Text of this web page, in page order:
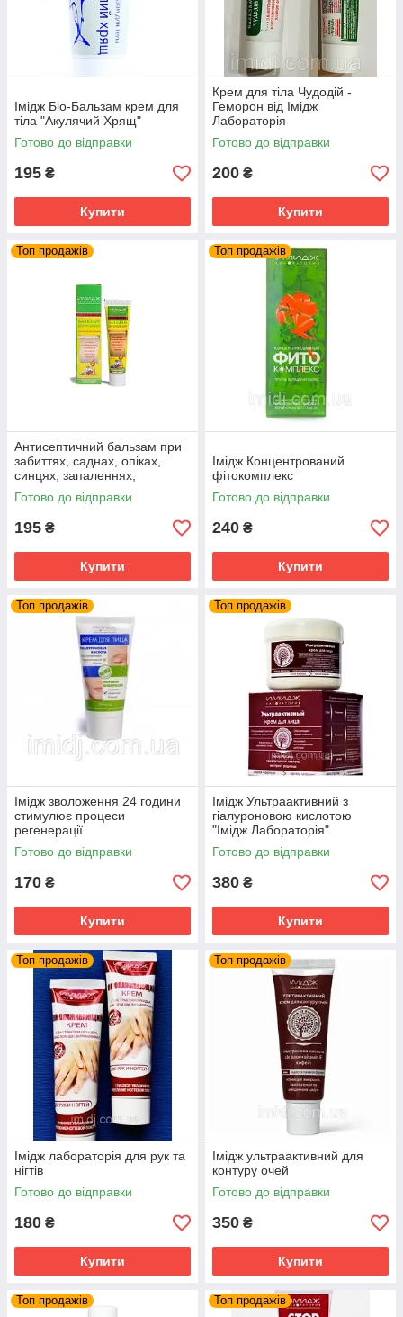
Імідж Біо-Бальзам крем для
тіла "Акулячий Хрящ"
Готово до відправки
195 ₴
Купити
Крем для тіла Чудодій -
Геморон від Імідж
Лабораторія
Готово до відправки
200 ₴
Купити
Топ продажів
Антисептичний бальзам при
забиттях, саднах, опіках,
синцях, запаленнях,
нагноєннях, набряках,
обмороженнях, пораненнях
Готово до відправки
195 ₴
Купити
Топ продажів
Імідж Концентрований
фітокомплекс
Готово до відправки
240 ₴
Купити
Топ продажів
Імідж зволоження 24 години
стимулює процеси
регенерації
Готово до відправки
170 ₴
Купити
Топ продажів
Імідж Ультраактивний з
гіалуроновою кислотою
"Імідж Лабораторія"
Готово до відправки
380 ₴
Купити
Топ продажів
Імідж лабораторія для рук та
нігтів
Готово до відправки
180 ₴
Купити
Топ продажів
Імідж ультраактивний для
контуру очей
Готово до відправки
350 ₴
Купити
Топ продажів Топ продажів